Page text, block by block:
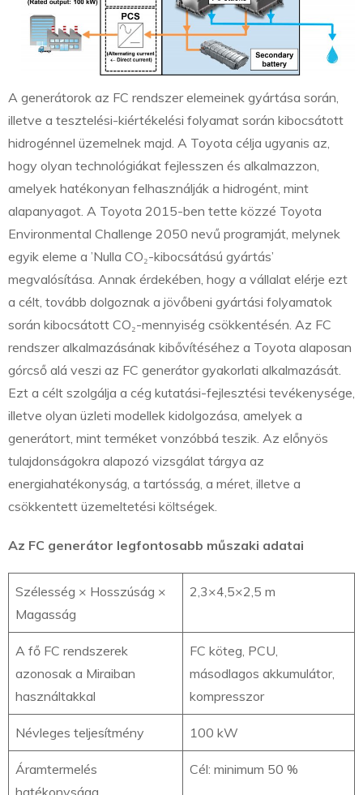
A generátorok az FC rendszer elemeinek gyártása során,
illetve a tesztelési-kiértékelési folyamat során kibocsátott
hidrogénnel üzemelnek majd. A Toyota célja ugyanis az,
hogy olyan technológiákat fejlesszen és alkalmazzon,
amelyek hatékonyan felhasználják a hidrogént, mint
alapanyagot. A Toyota 2015-ben tette közzé Toyota
Environmental Challenge 2050 nevű programját, melynek
egyik eleme a ’Nulla CO₂-kibocsátású gyártás’
megvalósítása. Annak érdekében, hogy a vállalat elérje ezt
a célt, tovább dolgoznak a jövőbeni gyártási folyamatok
során kibocsátott CO₂-mennyiség csökkentésén. Az FC
rendszer alkalmazásának kibővítéséhez a Toyota alaposan
górcső alá veszi az FC generátor gyakorlati alkalmazását.
Ezt a célt szolgálja a cég kutatási-fejlesztési tevékenysége,
illetve olyan üzleti modellek kidolgozása, amelyek a
generátort, mint terméket vonzóbbá teszik. Az előnyös
tulajdonságokra alapozó vizsgálat tárgya az
energiahatékonyság, a tartósság, a méret, illetve a
csökkentett üzemeltetési költségek.
Az FC generátor legfontosabb műszaki adatai
Szélesség × Hosszúság ×
Magasság
2,3×4,5×2,5 m
A fő FC rendszerek
azonosak a Miraiban
használtakkal
FC köteg, PCU,
másodlagos akkumulátor,
kompresszor
Névleges teljesítmény 100 kW
Áramtermelés
Cél: minimum 50 %